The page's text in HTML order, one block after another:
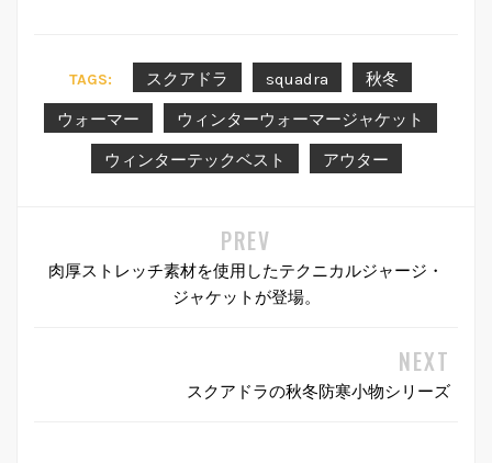
TAGS: スクアドラ squadra 秋冬
ウォーマー ウィンターウォーマージャケット
ウィンターテックベスト アウター
肉厚ストレッチ素材を使用したテクニカルジャージ・
ジャケットが登場。
スクアドラの秋冬防寒小物シリーズ